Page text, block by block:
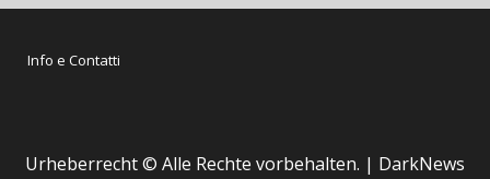
Info e Contatti
Urheberrecht © Alle Rechte vorbehalten. | DarkNews